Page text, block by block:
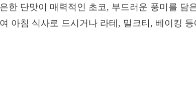
한 단맛이 매력적인 초코, 부드러운 풍미를 담
아침 식사로 드시거나 라테, 밀크티, 베이킹